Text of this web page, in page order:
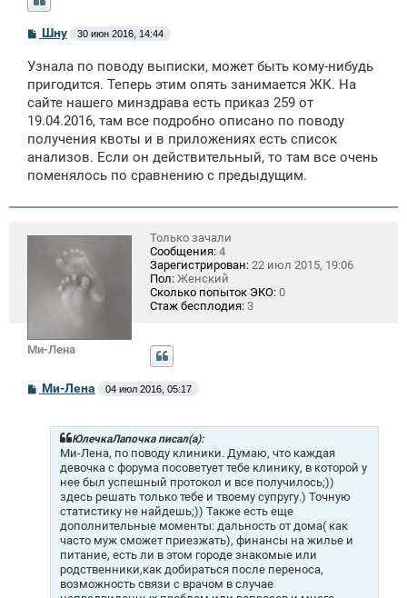
С
б
щ
е
н
и
Шну 30 июн 2016, 14:44
Узнала по поводу выписки, может быть кому-нибудь
пригодится. Теперь этим опять занимается ЖК. На
сайте нашего минздрава есть приказ 259 от
19.04.2016, там все подробно описано по поводу
получения квоты и в приложениях есть список
анализов. Если он действительный, то там все очень
поменялось по сравнению с предыдущим.
Ми-Лена
Только зачали
Сообщения: 4
Зарегистрирован: 22 июл 2015, 19:06
Пол: Женский
Сколько попыток ЭКО: 0
Стаж бесплодия: 3
СМи-Лена 04 июл 2016, 05:17
ЮлечкаЛапочка писал(а):
Ми-Лена, по поводу клиники. Думаю, что каждая
девочка с форума посоветует тебе клинику, в которой у
нее был успешный протокол и все получилось;))
здесь решать только тебе и твоему супругу.) Точную
статистику не найдешь;)) Также есть еще
дополнительные моменты: дальность от дома( как
часто муж сможет приезжать), финансы на жилье и
питание, есть ли в этом городе знакомые или
родственники,как добираться после переноса,
возможность связи с врачом в случае